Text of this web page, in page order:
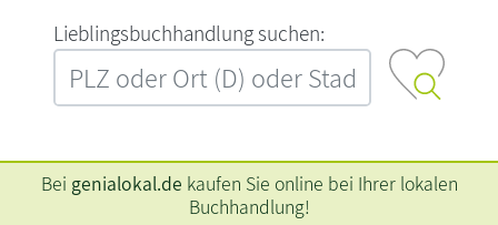
L‍i‍e‍b‍l‍i‍n‍g‍s‍b‍u‍c‍h‍h‍a‍n‍d‍l‍u‍n‍g‍ ‍s‍u‍c‍h‍e‍n‍:‍
Bei genialokal.de kaufen Sie online bei Ihrer lokalen
Buchhandlung!